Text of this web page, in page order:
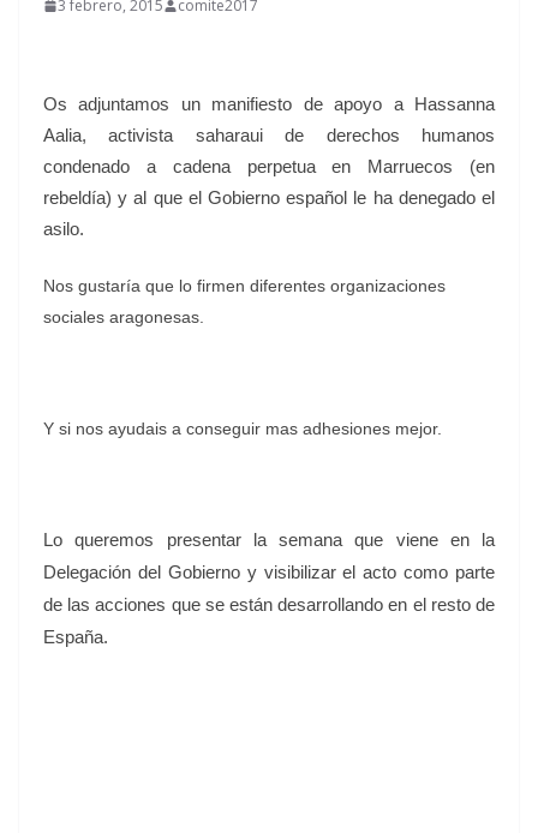
3 febrero, 2015 comite2017
Os adjuntamos un manifiesto de apoyo a Hassanna
Aalia, activista saharaui de derechos humanos
condenado a cadena perpetua en Marruecos (en
rebeldía) y al que el Gobierno español le ha denegado el
asilo.
Nos gustaría que lo firmen diferentes organizaciones
sociales aragonesas.
Y si nos ayudais a conseguir mas adhesiones mejor.
Lo queremos presentar la semana que viene en la
Delegación del Gobierno y visibilizar el acto como parte
de las acciones que se están desarrollando en el resto de
España.